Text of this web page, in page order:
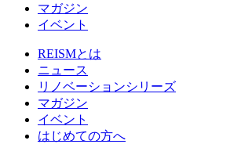
マガジン
イベント
REISMとは
ニュース
リノベーションシリーズ
マガジン
イベント
はじめての方へ